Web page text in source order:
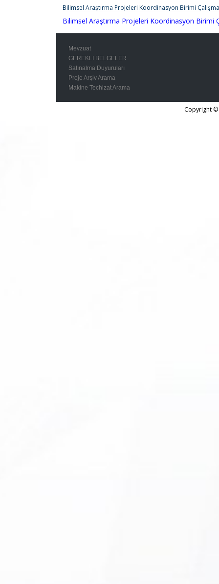
Bilimsel Araştırma Projeleri Koordinasyon Birimi
Bilimsel Araştırma Projeleri Koordinasyon Birimi
Mevzuat
GEREKLI BELGELER
Satınalma Duyuruları
Proje Arşiv Arama
Makine Techizat Arama
Copyright ©